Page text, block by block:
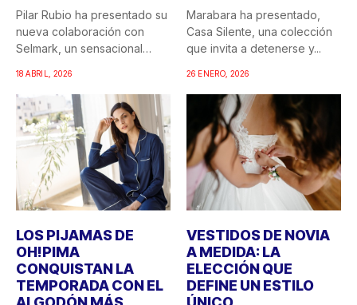
Pilar Rubio ha presentado su
nueva colaboración con
Selmark, un sensacional
18 ABRIL, 2026
Marabara ha presentado,
Casa Silente, una colección
que invita a detenerse y...
26 ENERO, 2026
LOS PIJAMAS DE
OH!PIMA
CONQUISTAN LA
TEMPORADA CON EL
VESTIDOS DE NOVIA
A MEDIDA: LA
ELECCIÓN QUE
DEFINE UN ESTILO